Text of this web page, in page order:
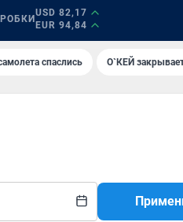
USD 82,17
EUR 94,84
спаслись О`КЕЙ